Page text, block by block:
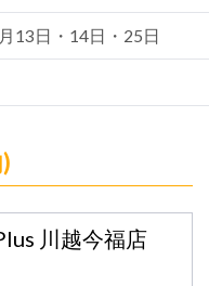
13日・14日・25日
川越今福店